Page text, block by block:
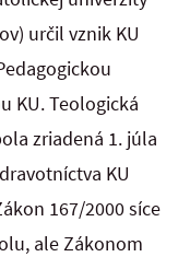
určil vznik KU
KU. Teologická
zriadená 1. júla
KU
167/2000 síce
ale Zákonom